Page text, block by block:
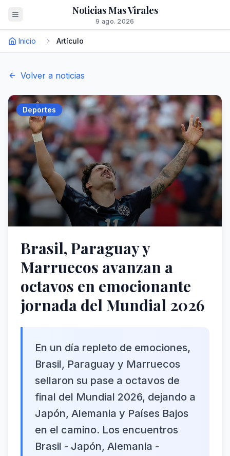
Noticias Mas Virales
9 ago. 2026
Inicio Artículo
Volver a noticias
Deportes
Brasil, Paraguay y
Marruecos avanzan a
octavos en emocionante
jornada del Mundial 2026
En un día repleto de emociones,
Brasil, Paraguay y Marruecos
sellaron su pase a octavos de
final del Mundial 2026, dejando a
Japón, Alemania y Países Bajos
en el camino. Los encuentros
Brasil - Japón, Alemania -